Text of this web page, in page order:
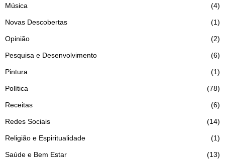
Música 4
Novas Descobertas 1
Opinião 2
Pesquisa e Desenvolvimento 6
Pintura 1
Política 78
Receitas 6
Redes Sociais 14
Religião e Espiritualidade 1
Saúde e Bem Estar 13